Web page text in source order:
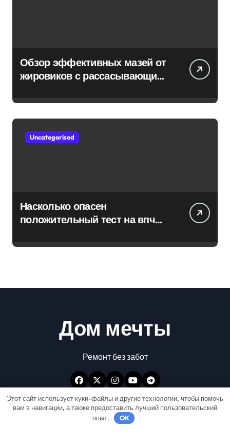
Обзор эффективных мазей от
жировиков с рассасывающим
Uncategorised
Насколько опасен
положительный тест на впч
Дом мечты
Ремонт без забот
Этот сайт использует куки-файлы и другие технологии, чтобы помочь
вам в навигации, а также предоставить лучший пользовательский
опыт.
OK